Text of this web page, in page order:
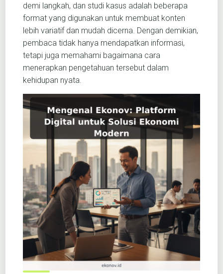
demi langkah, dan studi kasus adalah beberapa
format yang digunakan untuk membuat konten
lebih variatif dan mudah dicerna. Dengan demikian,
pembaca tidak hanya mendapatkan informasi,
tetapi juga memahami bagaimana cara
menerapkan pengetahuan tersebut dalam
kehidupan nyata.